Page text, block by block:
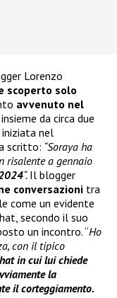
Lorenzo
scoperto solo
avvenuto nel
da circa due
nel
scritto: “Soraya ha
risalente a gennaio
“. Il blogger
conversazioni tra
come un evidente
secondo il suo
un incontro. “Ho
con il tipico
in cui lui chiede
la
il corteggiamento.